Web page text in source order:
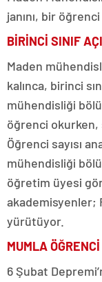
janını, bir
BİRİNCİ SINIF
Maden
kalınca, birinci
mühendisliği
öğrenci okurken,
Öğrenci sayısı
mühendisliği
öğretim üyesi
akademisyenler;
yürütüyor.
MUMLA
6 Şubat